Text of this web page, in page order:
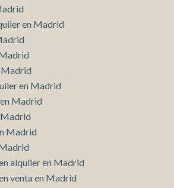
en Madrid
Madrid
en Madrid
Madrid
Madrid
Madrid
alquiler en Madrid
venta en Madrid